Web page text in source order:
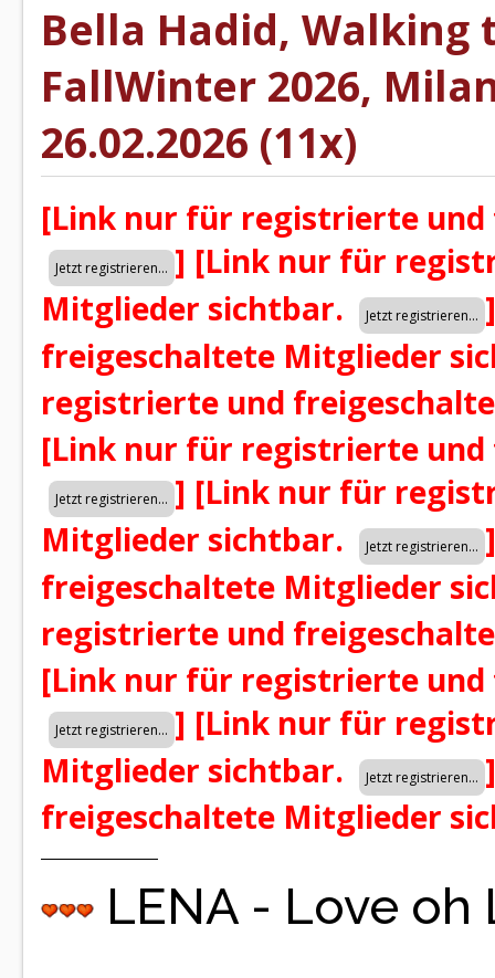
Bella Hadid,
FallWinter 2026,
26.02.2026 (11x)
[Link nur für registrierte
] [Link nur für
Mitglieder sichtbar.
]
freigeschaltete Mitglieder
registrierte und
[Link nur für registrierte
] [Link nur für
Mitglieder sichtbar.
]
freigeschaltete Mitglieder
registrierte und
[Link nur für registrierte
] [Link nur für
Mitglieder sichtbar.
]
freigeschaltete Mitglieder
LENA - Love